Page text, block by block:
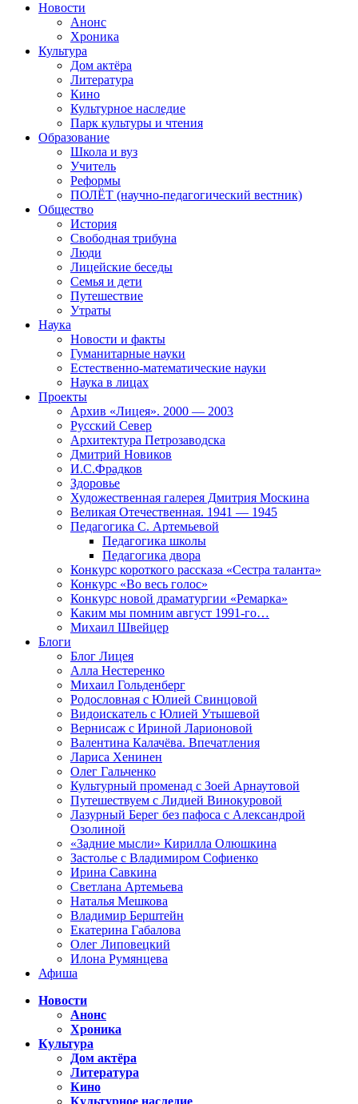
Новости
Анонс
Хроника
Культура
Дом актёра
Литература
Кино
Культурное наследие
Парк культуры и чтения
Образование
Школа и вуз
Учитель
Реформы
ПОЛЁТ (научно-педагогический вестник)
Общество
История
Свободная трибуна
Люди
Лицейские беседы
Семья и дети
Путешествие
Утраты
Наука
Новости и факты
Гуманитарные науки
Естественно-математические науки
Наука в лицах
Проекты
Архив «Лицея». 2000 — 2003
Русский Север
Архитектура Петрозаводска
Дмитрий Новиков
И.С.Фрадков
Здоровье
Художественная галерея Дмитрия Москина
Великая Отечественная. 1941 — 1945
Педагогика С. Артемьевой
Педагогика школы
Педагогика двора
Конкурс короткого рассказа «Сестра таланта»
Конкурс «Во весь голос»
Конкурс новой драматургии «Ремарка»
Каким мы помним август 1991-го…
Михаил Швейцер
Блоги
Блог Лицея
Алла Нестеренко
Михаил Гольденберг
Родословная с Юлией Свинцовой
Видоискатель с Юлией Утышевой
Вернисаж с Ириной Ларионовой
Валентина Калачёва. Впечатления
Лариса Хенинен
Олег Гальченко
Культурный променад с Зоей Арнаутовой
Путешествуем с Лидией Винокуровой
Лазурный Берег без пафоса с Александрой
Озолиной
«Задние мысли» Кирилла Олюшкина
Застолье с Владимиром Софиенко
Ирина Савкина
Светлана Артемьева
Наталья Мешкова
Владимир Берштейн
Екатерина Габалова
Олег Липовецкий
Илона Румянцева
Афиша
Новости
Анонс
Хроника
Культура
Дом актёра
Литература
Кино